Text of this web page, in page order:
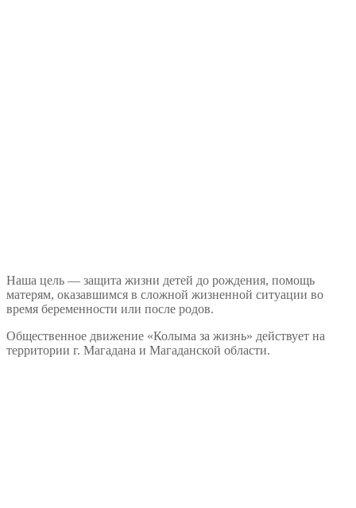
Наша цель — защита жизни детей до рождения, помощь
матерям, оказавшимся в сложной жизненной ситуации во
время беременности или после родов.
Общественное движение «Колыма за жизнь» действует на
территории г. Магадана и Магаданской области.